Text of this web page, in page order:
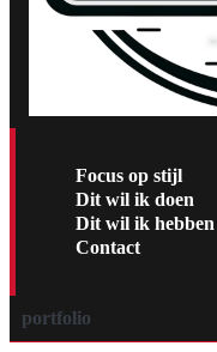
Focus op stijl
Dit wil ik doen
Dit wil ik hebben
Contact
portfolio